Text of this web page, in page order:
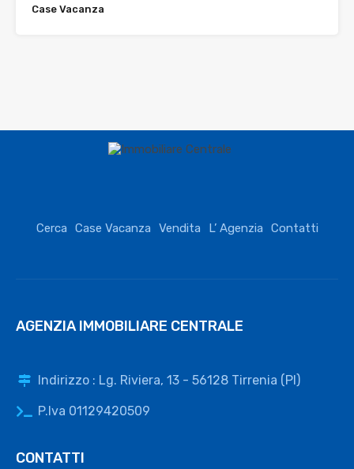
Case Vacanza
Cerca Case Vacanza Vendita L’ Agenzia Contatti
AGENZIA IMMOBILIARE CENTRALE
Indirizzo : Lg. Riviera, 13 - 56128 Tirrenia (PI)
P.Iva 01129420509
CONTATTI